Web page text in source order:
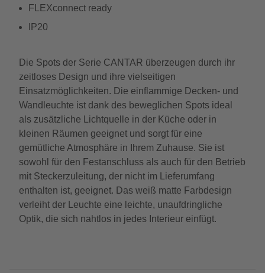
FLEXconnect ready
IP20
Die Spots der Serie CANTAR überzeugen durch ihr
zeitloses Design und ihre vielseitigen
Einsatzmöglichkeiten. Die einflammige Decken- und
Wandleuchte ist dank des beweglichen Spots ideal
als zusätzliche Lichtquelle in der Küche oder in
kleinen Räumen geeignet und sorgt für eine
gemütliche Atmosphäre in Ihrem Zuhause. Sie ist
sowohl für den Festanschluss als auch für den Betrieb
mit Steckerzuleitung, der nicht im Lieferumfang
enthalten ist, geeignet. Das weiß matte Farbdesign
verleiht der Leuchte eine leichte, unaufdringliche
Optik, die sich nahtlos in jedes Interieur einfügt.